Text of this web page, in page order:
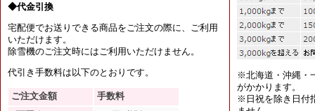
◆代金引換
宅配便でお送りできる商品をご注文の際に、ご利用
いただけます。
除雪機のご注文時にはご利用いただけません。
代引き手数料は以下のとおりです。
ご注文金額
手数料
※北海道・沖縄・
がかかります。
※日祝を除き日付